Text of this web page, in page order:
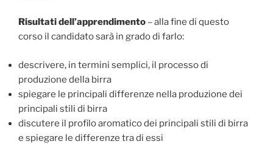
Risultati dell’apprendimento – alla fine di questo
corso il candidato sarà in grado di farlo:
descrivere, in termini semplici, il processo di
produzione della birra
spiegare le principali differenze nella produzione dei
principali stili di birra
discutere il profilo aromatico dei principali stili di birra
e spiegare le differenze tra di essi